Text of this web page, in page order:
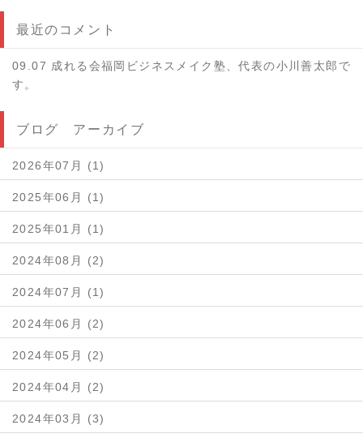
最近のコメント
09.07 成れる会福岡ビジネスメイク塾、代表の小川善太郎で
す。
ブログ アーカイブ
2026年07月 (1)
2025年06月 (1)
2025年01月 (1)
2024年08月 (2)
2024年07月 (1)
2024年06月 (2)
2024年05月 (2)
2024年04月 (2)
2024年03月 (3)